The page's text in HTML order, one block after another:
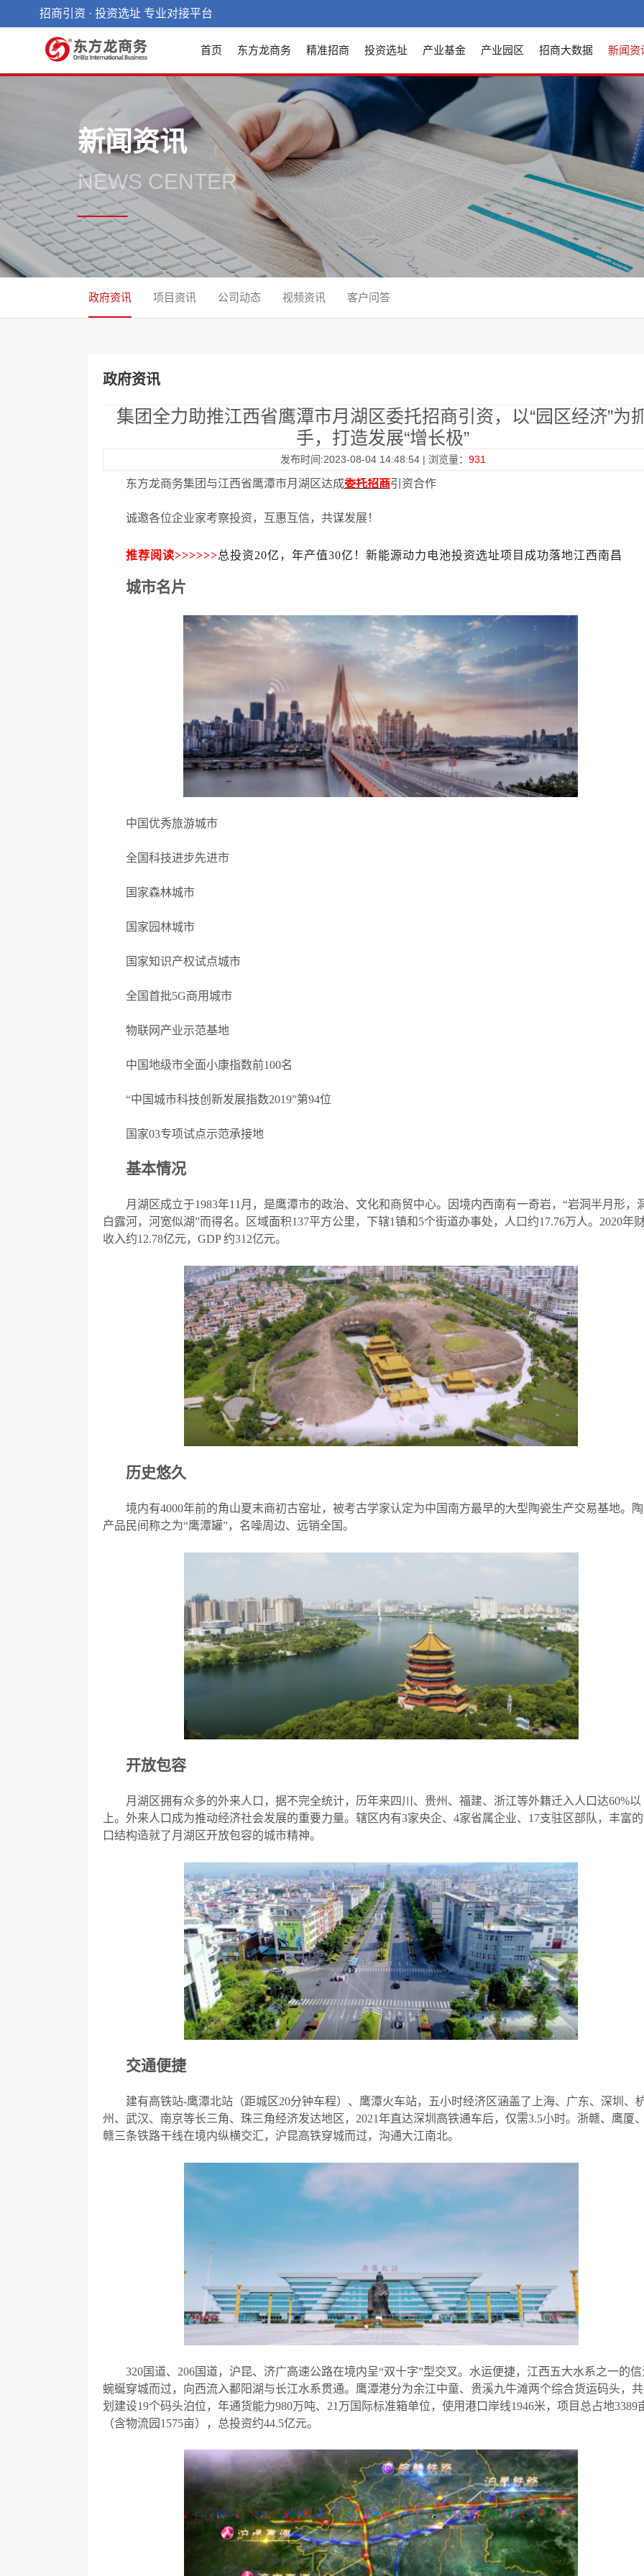
招商引资 · 投资选址 专业对接平台
首页 东方龙商务 精准招商 投资选址 产业基金 产业园区 招商大数据 新闻资
新闻资讯
NEWS CENTER
政府资讯 项目资讯 公司动态 视频资讯 客户问答
政府资讯
集团全力助推江西省鹰潭市月湖区委托招商引资，以“园区经济”为
手，打造发展“增长极”
发布时间:2023-08-04 14:48:54 | 浏览量： 931
东方龙商务集团与江西省鹰潭市月湖区达成委托招商引资合作
诚邀各位企业家考察投资，互惠互信，共谋发展！
推荐阅读>>>>>>总投资20亿，年产值30亿！新能源动力电池投资选址项目成功落地江西南昌
城市名片
中国优秀旅游城市
全国科技进步先进市
国家森林城市
国家园林城市
国家知识产权试点城市
全国首批5G商用城市
物联网产业示范基地
中国地级市全面小康指数前100名
“中国城市科技创新发展指数2019”第94位
国家03专项试点示范承接地
基本情况
月湖区成立于1983年11月，是鹰潭市的政治、文化和商贸中心。因境内西南有一奇岩， “岩洞半月形，
白露河，河宽似湖”而得名。区域面积137平方公里，下辖1镇和5个街道办事处，人口约17.76万人。2020年
收入约12.78亿元，GDP 约312亿元。
历史悠久
境内有4000年前的角山夏末商初古窑址，被考古学家认定为中国南方最早的大型陶瓷生产交易基地。
产品民间称之为“鹰潭罐”，名噪周边、远销全国。
开放包容
月湖区拥有众多的外来人口，据不完全统计，历年来四川、贵州、福建、浙江等外籍迁入人口达60%以
上。外来人口成为推动经济社会发展的重要力量。辖区内有3家央企、4家省属企业、17支驻区部队，丰富
口结构造就了月湖区开放包容的城市精神。
交通便捷
建有高铁站-鹰潭北站（距城区20分钟车程）、鹰潭火车站，五小时经济区涵盖了上海、广东、深圳、
州、武汉、南京等长三角、珠三角经济发达地区，2021年直达深圳高铁通车后，仅需3.5小时。浙赣、鹰厦
赣三条铁路干线在境内纵横交汇，沪昆高铁穿城而过，沟通大江南北。
320国道、206国道，沪昆、济广高速公路在境内呈“双十字”型交叉。水运便捷，江西五大水系之一的信
蜿蜒穿城而过，向西流入鄱阳湖与长江水系贯通。鹰潭港分为余江中童、贵溪九牛滩两个综合货运码头，
划建设19个码头泊位，年通货能力980万吨、21万国际标准箱单位，使用港口岸线1946米，项目总占地3389
（含物流园1575亩），总投资约44.5亿元。